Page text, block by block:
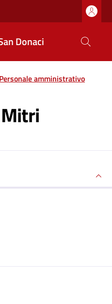
Donaci
Personale amministrativo